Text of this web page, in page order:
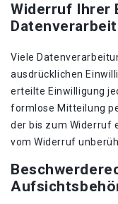
Widerruf Ihrer
Viele
ausdrücklichen
erteilte Einwilligung
formlose Mitteilung
der bis zum Widerruf
vom Widerruf